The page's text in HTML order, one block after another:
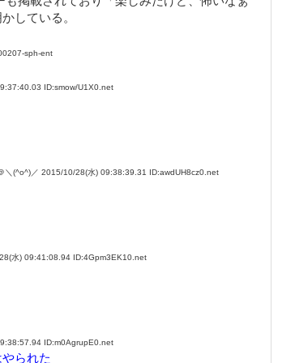
している。
sph-ent
ID:smow/U1X0.net
＼(^o^)／ 2015/10/28(水) 09:38:39.31 ID:awdUH8cz0.net
水) 09:41:08.94 ID:4Gpm3EK10.net
ID:m0AgrupE0.net
られた